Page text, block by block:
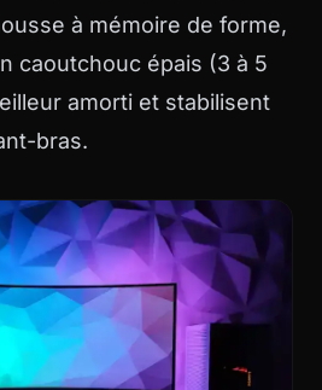
à mémoire de forme,
caoutchouc épais (3 à 5
amorti et stabilisent
bras.